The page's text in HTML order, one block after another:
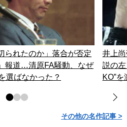
られたのか」落合が否定
報道…清原FA騒動、なぜ
選ばなかった？
井上
説の
KO”
その他の名作記事 >